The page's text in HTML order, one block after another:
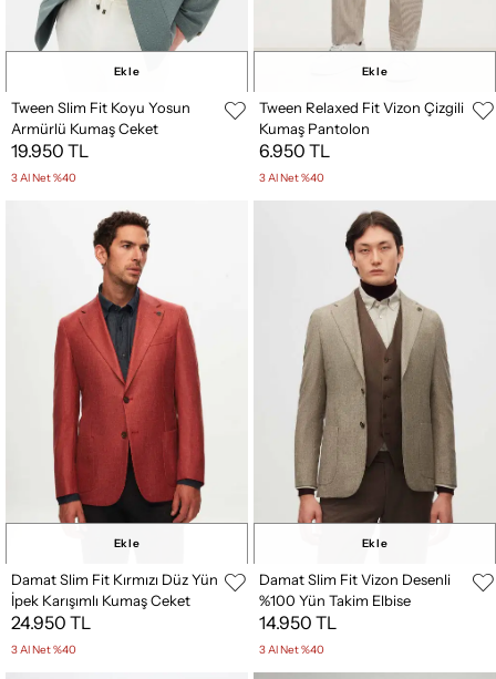
Ekle
Tween Slim Fit Koyu Yosun
Armürlü Kumaş Ceket
19.950 TL
3 Al Net %40
Ekle
Tween Relaxed Fit Vizon Çizgili
Kumaş Pantolon
6.950 TL
3 Al Net %40
Ekle
Damat Slim Fit Kırmızı Düz Yün
İpek Karışımlı Kumaş Ceket
24.950 TL
3 Al Net %40
Ekle
Damat Slim Fit Vizon Desenli
%100 Yün Takim Elbise
Kombinli
14.950 TL
3 Al Net %40